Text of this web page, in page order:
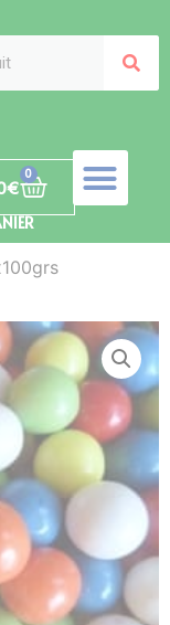
€
0